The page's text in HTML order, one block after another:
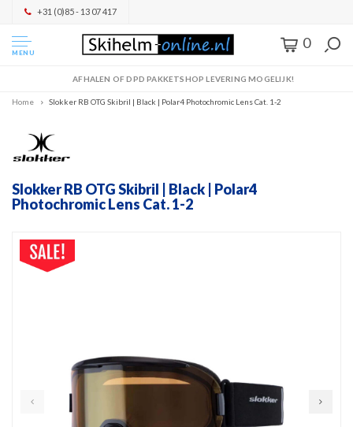
+31 (0)85 - 13 07 417
MENU
0
AFHALEN OF DPD PAKKETSHOP LEVERING MOGELIJK!
Home Slokker RB OTG Skibril | Black | Polar4 Photochromic Lens Cat. 1-2
Slokker RB OTG Skibril | Black | Polar4
Photochromic Lens Cat. 1-2